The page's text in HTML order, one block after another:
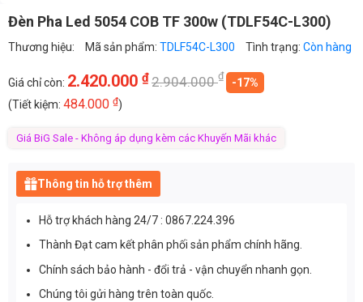
Đèn Pha Led 5054 COB TF 300w (TDLF54C-L300)
Thương hiệu: Mã sản phẩm: TDLF54C-L300 Tình trạng: Còn hàng
Giá chỉ còn: 2.420.000 ₫2.904.000₫
-17%
(Tiết kiệm: 484.000 ₫)
Giá BiG Sale - Không áp dụng kèm các Khuyến Mãi khác
Thông tin hỗ trợ thêm
Hỗ trợ khách hàng 24/7 : 0867.224.396
Thành Đạt cam kết phân phối sản phẩm chính hãng.
Chính sách bảo hành - đổi trả - vận chuyển nhanh gọn.
Chúng tôi gửi hàng trên toàn quốc.